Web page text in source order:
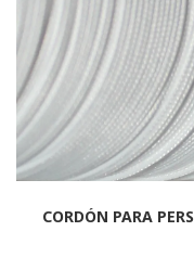
CORDÓN PARA